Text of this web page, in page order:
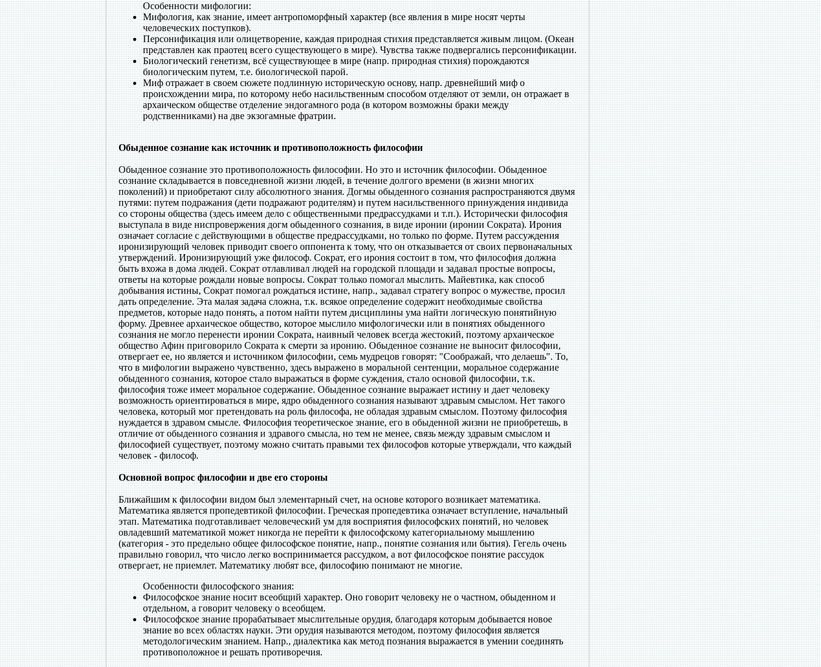
Особенности мифологии:
Мифология, как знание, имеет антропоморфный характер (все явления в мире носят черты
человеческих поступков).
Персонификация или олицетворение, каждая природная стихия представляется живым лицом. (Океан
представлен как праотец всего существующего в мире). Чувства также подвергались персонификации.
Биологический генетизм, всё существующее в мире (напр. природная стихия) порождаются
биологическим путем, т.е. биологической парой.
Миф отражает в своем сюжете подлинную историческую основу, напр. древнейший миф о
происхождении мира, по которому небо насильственным способом отделяют от земли, он отражает в
архаическом обществе отделение эндогамного рода (в котором возможны браки между
родственниками) на две экзогамные фратрии.
Обыденное сознание как источник и противоположность философии
Обыденное сознание это противоположность философии. Но это и источник философии. Обыденное
сознание складывается в повседневной жизни людей, в течение долгого времени (в жизни многих
поколений) и приобретают силу абсолютного знания. Догмы обыденного сознания распространяются двумя
путями: путем подражания (дети подражают родителям) и путем насильственного принуждения индивида
со стороны общества (здесь имеем дело с общественными предрассудками и т.п.). Исторически философия
выступала в виде ниспровержения догм обыденного сознания, в виде иронии (иронии Сократа). Ирония
означает согласие с действующими в обществе предрассудками, но только по форме. Путем рассуждения
иронизирующий человек приводит своего оппонента к тому, что он отказывается от своих первоначальных
утверждений. Иронизирующий уже философ. Сократ, его ирония состоит в том, что философия должна
быть вхожа в дома людей. Сократ отлавливал людей на городской площади и задавал простые вопросы,
ответы на которые рождали новые вопросы. Сократ только помогал мыслить. Майевтика, как способ
добывания истины, Сократ помогал рождаться истине, напр., задавал стратегу вопрос о мужестве, просил
дать определение. Эта малая задача сложна, т.к. всякое определение содержит необходимые свойства
предметов, которые надо понять, а потом найти путем дисциплины ума найти логическую понятийную
форму. Древнее архаическое общество, которое мыслило мифологически или в понятиях обыденного
сознания не могло перенести иронии Сократа, наивный человек всегда жестокий, поэтому архаическое
общество Афин приговорило Сократа к смерти за иронию. Обыденное сознание не выносит философии,
отвергает ее, но является и источником философии, семь мудрецов говорят: "Соображай, что делаешь". То,
что в мифологии выражено чувственно, здесь выражено в моральной сентенции, моральное содержание
обыденного сознания, которое стало выражаться в форме суждения, стало основой философии, т.к.
философия тоже имеет моральное содержание. Обыденное сознание выражает истину и дает человеку
возможность ориентироваться в мире, ядро обыденного сознания называют здравым смыслом. Нет такого
человека, который мог претендовать на роль философа, не обладая здравым смыслом. Поэтому философия
нуждается в здравом смысле. Философия теоретическое знание, его в обыденной жизни не приобретешь, в
отличие от обыденного сознания и здравого смысла, но тем не менее, связь между здравым смыслом и
философией существует, поэтому можно считать правыми тех философов которые утверждали, что каждый
человек - философ.
Основной вопрос философии и две его стороны
Ближайшим к философии видом был элементарный счет, на основе которого возникает математика.
Математика является пропедевтикой философии. Греческая пропедевтика означает вступление, начальный
этап. Математика подготавливает человеческий ум для восприятия философских понятий, но человек
овладевший математикой может никогда не перейти к философскому категориальному мышлению
(категория - это предельно общее философское понятие, напр., понятие сознания или бытия). Гегель очень
правильно говорил, что число легко воспринимается рассудком, а вот философское понятие рассудок
отвергает, не приемлет. Математику любят все, философию понимают не многие.
Особенности философского знания:
Философское знание носит всеобщий характер. Оно говорит человеку не о частном, обыденном и
отдельном, а говорит человеку о всеобщем.
Философское знание прорабатывает мыслительные орудия, благодаря которым добывается новое
знание во всех областях науки. Эти орудия называются методом, поэтому философия является
методологическим знанием. Напр., диалектика как метод познания выражается в умении соединять
противоположное и решать противоречия.